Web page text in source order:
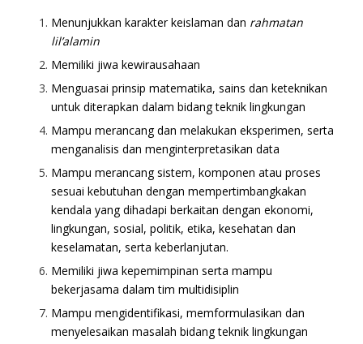
Menunjukkan karakter keislaman dan rahmatan
lil’alamin
Memiliki jiwa kewirausahaan
Menguasai prinsip matematika, sains dan keteknikan
untuk diterapkan dalam bidang teknik lingkungan
Mampu merancang dan melakukan eksperimen, serta
menganalisis dan menginterpretasikan data
Mampu merancang sistem, komponen atau proses
sesuai kebutuhan dengan mempertimbangkakan
kendala yang dihadapi berkaitan dengan ekonomi,
lingkungan, sosial, politik, etika, kesehatan dan
keselamatan, serta keberlanjutan.
Memiliki jiwa kepemimpinan serta mampu
bekerjasama dalam tim multidisiplin
Mampu mengidentifikasi, memformulasikan dan
menyelesaikan masalah bidang teknik lingkungan